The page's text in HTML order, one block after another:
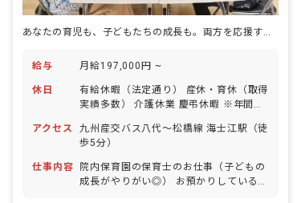
給与 月給197,000円 ~
休日
有給休暇（法定通り） 産休・育休（取得
実績多数） 介護休業 慶弔休暇 ※年間休
日を付与）
アクセス
九州産交バス八代～松橋線 海士江駅（徒
歩5分）
仕事内容
院内保育園の保育士のお仕事（子どもの
成長がやりがい◎） お預かりしている子